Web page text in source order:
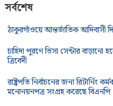
সর্বশেষ
ঠাকুরগাঁওয়ে আন্তর্জাতিক আদিবাসী
চাহিদা পূরণে ভিসা সেন্টার বাড়ানো
ত্রিবেদী
রাষ্ট্রপতি নির্বাচনের জন্য রিটার্নিং
মনোনয়নপত্র সংগ্রহ করেছে বিএনপি